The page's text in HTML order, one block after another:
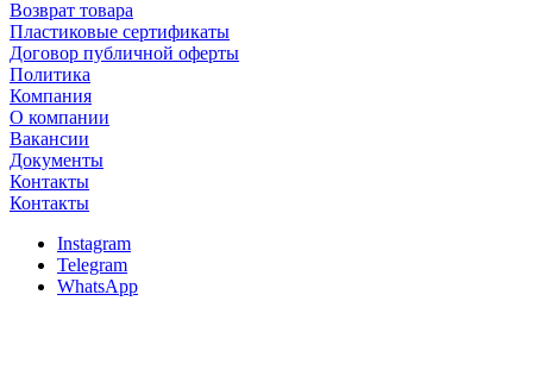
Возврат товара
Пластиковые сертификаты
Договор публичной оферты
Политика
Компания
О компании
Вакансии
Документы
Контакты
Контакты
Instagram
Telegram
WhatsApp